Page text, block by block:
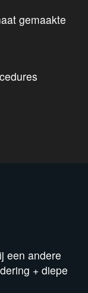
gemaakte
een andere
+ diepe